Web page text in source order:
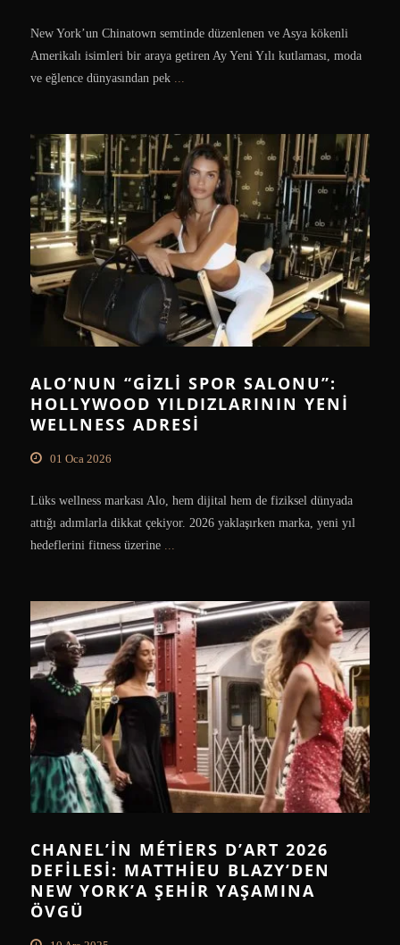
New York’un Chinatown semtinde düzenlenen ve Asya kökenli
Amerikalı isimleri bir araya getiren Ay Yeni Yılı kutlaması, moda
ve eğlence dünyasından pek ...
ALO’NUN “GIZLI SPOR SALONU”:
HOLLYWOOD YILDIZLARININ YENI
WELLNESS ADRESI
01 Oca 2026
Lüks wellness markası Alo, hem dijital hem de fiziksel dünyada
attığı adımlarla dikkat çekiyor. 2026 yaklaşırken marka, yeni yıl
hedeflerini fitness üzerine
CHANEL’IN MÉTIERS D’ART 2026
DEFILESI: MATTHIEU BLAZY’DEN
NEW YORK’A ŞEHIR YAŞAMINA
ÖVGÜ